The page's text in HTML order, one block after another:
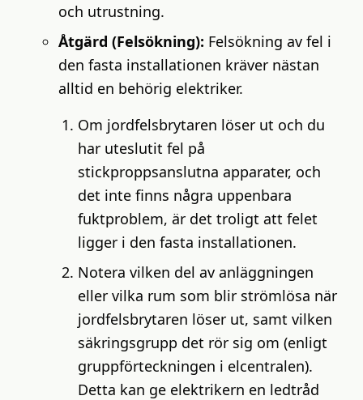
och utrustning.
Åtgärd (Felsökning): Felsökning av fel i
den fasta installationen kräver nästan
alltid en behörig elektriker.
Om jordfelsbrytaren löser ut och du
har uteslutit fel på
stickproppsanslutna apparater, och
det inte finns några uppenbara
fuktproblem, är det troligt att felet
ligger i den fasta installationen.
Notera vilken del av anläggningen
eller vilka rum som blir strömlösa när
jordfelsbrytaren löser ut, samt vilken
säkringsgrupp det rör sig om (enligt
gruppförteckningen i elcentralen).
Detta kan ge elektrikern en ledtråd